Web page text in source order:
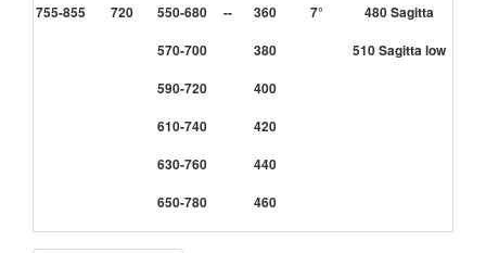
755-855 720
550-680
570-700
590-720
610-740
630-760
650-780
--
360
380
400
420
440
460
7°
480 Sagitta
510 Sagitta low